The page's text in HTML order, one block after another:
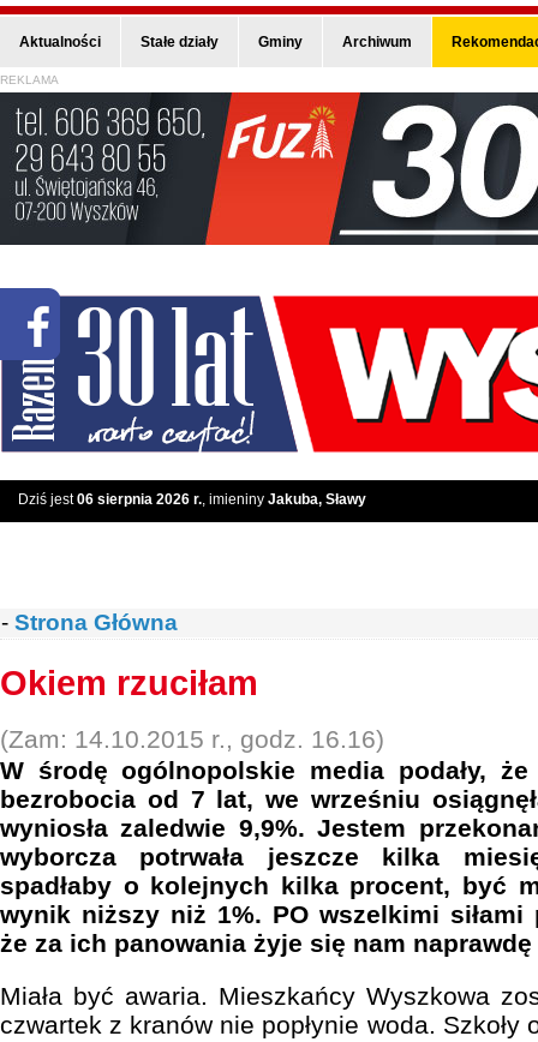
Aktualności Stałe działy Gminy Archiwum
REKLAMA
Dziś jest06 sierpnia 2026 r., imieniny Jakuba, Sławy
- Strona Główna
Okiem rzuciłam
(Zam: 14.10.2015 r., godz. 16.16)
W środę ogólnopolskie media podały,
bezrobocia od 7 lat, we wrześniu
wyniosła zaledwie 9,9%. Jestem
wyborcza potrwała jeszcze kilka
spadłaby o kolejnych kilka procent, być
wynik niższy niż 1%. PO wszelkimi siłami
że za ich panowania żyje się nam
Miała być awaria. Mieszkańcy Wyszkowa
czwartek z kranów nie popłynie woda. Szkoły